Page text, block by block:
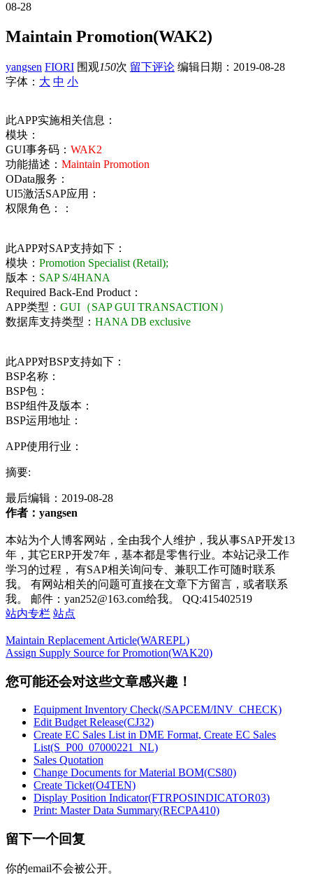
08-28
Maintain Promotion(WAK2)
yangsen FIORI 围观150次 留下评论 编辑日期： 2019-08-28
字体： 大 中 小
此APP实施相关信息：
模块：
GUI事务码： WAK2
功能描述： Maintain Promotion
OData服务：
UI5激活SAP应用：
权限角色：：
此APP对SAP支持如下：
模块： Promotion Specialist (Retail);
版本： SAP S/4HANA
Required Back-End Product：
APP类型： GUI（SAP GUI TRANSACTION）
数据库支持类型： HANA DB exclusive
此APP对BSP支持如下：
BSP名称：
BSP包：
BSP组件及版本：
BSP运用地址：
APP使用行业：
摘要:
最后编辑： 2019-08-28
作者：yangsen
本站为个人博客网站，全由我个人维护，我从事SAP开发13
年，其它ERP开发7年，基本都是零售行业。本站记录工作
学习的过程， 有SAP相关询问专、兼职工作可随时联系
我。 有网站相关的问题可直接在文章下方留言，或者联系
我。 邮件：yan252@163.com给我。 QQ:415402519
站内专栏 站点
Maintain Replacement Article(WAREPL)
Assign Supply Source for Promotion(WAK20)
您可能还会对这些文章感兴趣！
Equipment Inventory Check(/SAPCEM/INV_CHECK)
Edit Budget Release(CJ32)
Create EC Sales List in DME Format, Create EC Sales
List(S_P00_07000221_NL)
Sales Quotation
Change Documents for Material BOM(CS80)
Create Ticket(O4TEN)
Display Position Indicator(FTRPOSINDICATOR03)
Print: Master Data Summary(RECPA410)
留下一个回复
你的email不会被公开。